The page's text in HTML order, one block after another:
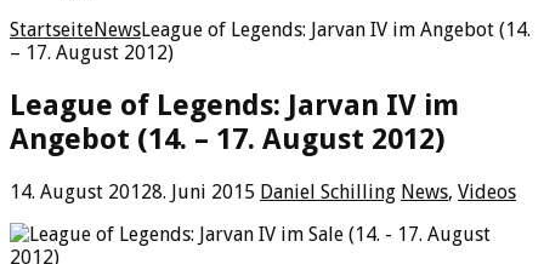
StartseiteNewsLeague of Legends: Jarvan IV im Angebot (14.
– 17. August 2012)
League of Legends: Jarvan IV im
Angebot (14. – 17. August 2012)
14. August 20128. Juni 2015 Daniel Schilling News, Videos